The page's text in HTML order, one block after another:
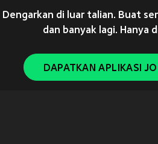
Dengarkan di luar talian. Buat
dan banyak lagi. Hanya
DAPATKAN APLIKASI